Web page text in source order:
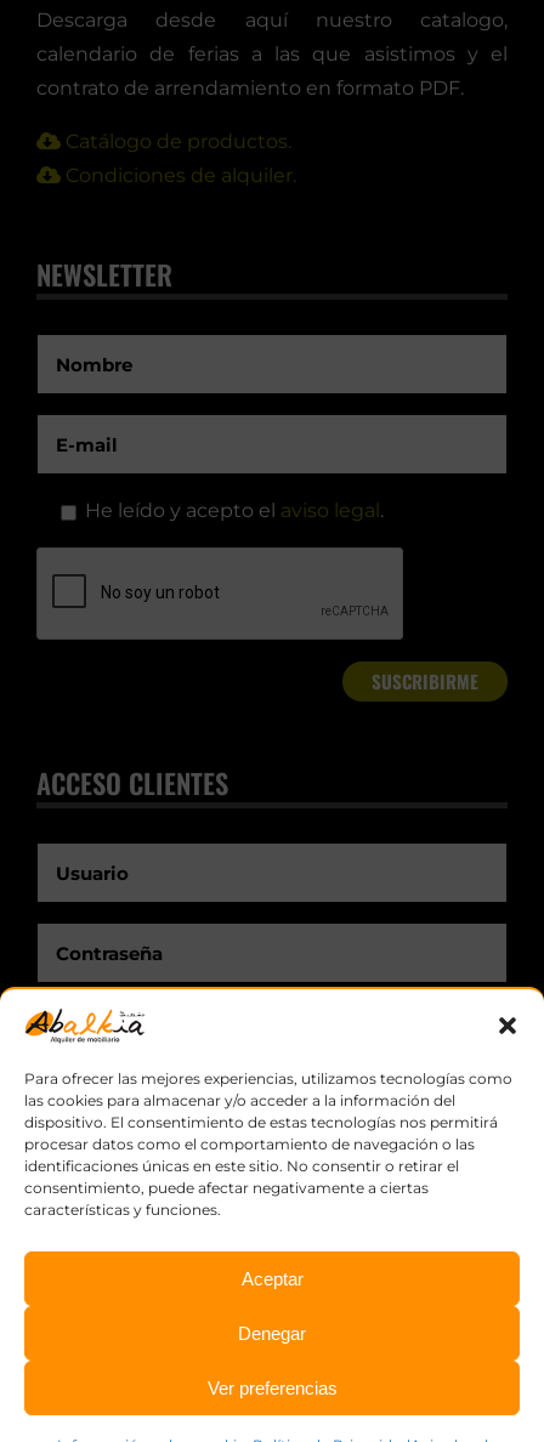
Para ofrecer las mejores experiencias, utilizamos tecnologías como
las cookies para almacenar y/o acceder a la información del
dispositivo. El consentimiento de estas tecnologías nos permitirá
procesar datos como el comportamiento de navegación o las
identificaciones únicas en este sitio. No consentir o retirar el
consentimiento, puede afectar negativamente a ciertas
características y funciones.
Aceptar
Denegar
Ver preferencias
Descarga desde aquí nuestro catalogo,
calendario de ferias a las que asistimos y el
contrato de arrendamiento en formato PDF.
Catálogo de productos.
Condiciones de alquiler.
NEWSLETTER
He leído y acepto el aviso legal
ACCESO CLIENTES
Recuérdame.
2026 Abalkia, S.L.L. ·
qualitystudio